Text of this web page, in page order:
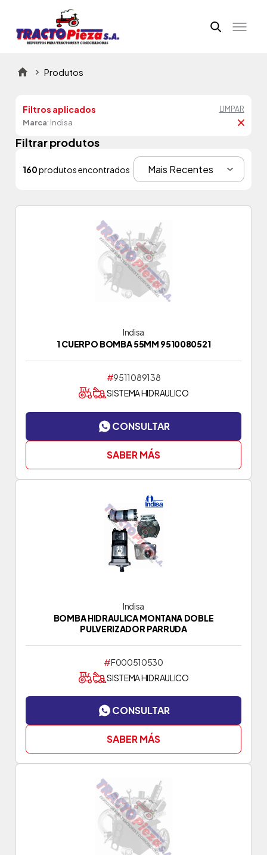
Produtos
Filtros aplicados LIMPAR
Marca: Indisa
Filtrar produtos
160produtos encontrados
Indisa
1 CUERPO BOMBA 55MM 9510080521
#9511089138
SISTEMA HIDRAULICO
CONSULTAR
SABER MÁS
Indisa
BOMBA HIDRAULICA MONTANA DOBLE
PULVERIZADOR PARRUDA
#F000510530
SISTEMA HIDRAULICO
CONSULTAR
SABER MÁS